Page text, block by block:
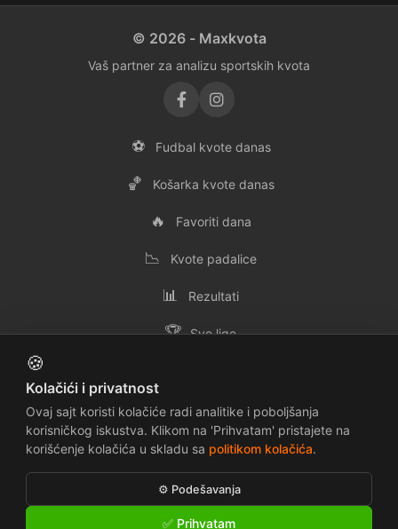
© 2026 - Maxkvota
Vaš partner za analizu sportskih kvota
⚽ Fudbal kvote danas
🏀 Košarka kvote danas
🔥 Favoriti dana
📉 Kvote padalice
📊 Rezultati
🏆 Sve lige
✉️ Kontakt
📜 Uslovi korišćenja 🔒
🍪 Politika kolačića ⚠️ Odricanje odgovornosti
🍪
Kolačići i privatnost
Ovaj sajt koristi kolačiće radi analitike i poboljšanja
korisničkog iskustva. Klikom na 'Prihvatam' pristajete na
korišćenje kolačića u skladu sa politikom kolačića.
⚙️ Podešavanja
✅ Prihvatam